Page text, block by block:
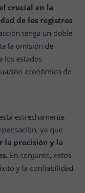
crucial en la
de los registros
tenga un doble
la omisión de
los estados
económica de
estrechamente
ya que
la precisión y la
En conjunto, estos
y la confiabilidad